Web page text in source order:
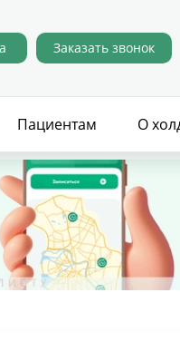
Заказать звонок
Пациентам О